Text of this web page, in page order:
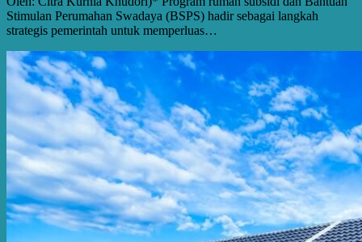
Stimulan Perumahan Swadaya (BSPS) hadir sebagai langkah
strategis pemerintah untuk memperluas…